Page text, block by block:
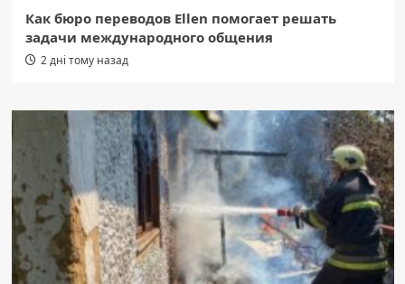
Как бюро переводов Ellen помогает решать
задачи международного общения
2 дні тому назад